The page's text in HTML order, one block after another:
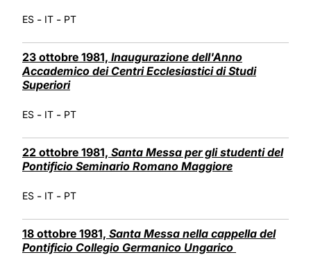
ES - IT - PT
23 ottobre 1981, Inaugurazione dell'Anno
Accademico dei Centri Ecclesiastici di Studi
Superiori
ES - IT - PT
22 ottobre 1981, Santa Messa per gli studenti del
Pontificio Seminario Romano Maggiore
ES - IT - PT
18 ottobre 1981, Santa Messa nella cappella del
Pontificio Collegio Germanico Ungarico